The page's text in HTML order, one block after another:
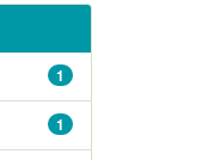
1
1